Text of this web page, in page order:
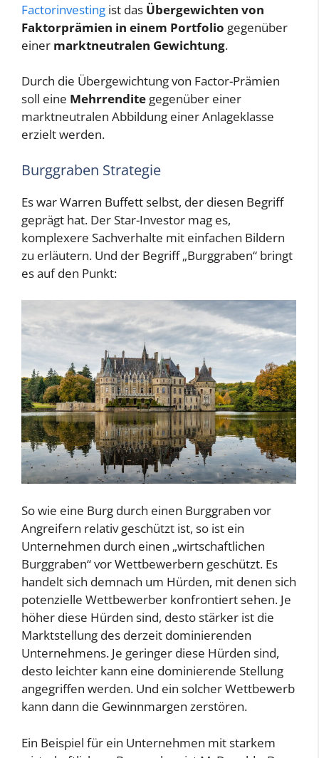
Factorinvesting ist das Übergewichten von
Faktorprämien in einem Portfolio gegenüber
einer marktneutralen Gewichtung.
Durch die Übergewichtung von Factor-Prämien
soll eine Mehrrendite gegenüber einer
marktneutralen Abbildung einer Anlageklasse
erzielt werden.
Burggraben Strategie
Es war Warren Buffett selbst, der diesen Begriff
geprägt hat. Der Star-Investor mag es,
komplexere Sachverhalte mit einfachen Bildern
zu erläutern. Und der Begriff „Burggraben“ bringt
es auf den Punkt:
So wie eine Burg durch einen Burggraben vor
Angreifern relativ geschützt ist, so ist ein
Unternehmen durch einen „wirtschaftlichen
Burggraben“ vor Wettbewerbern geschützt. Es
handelt sich demnach um Hürden, mit denen sich
potenzielle Wettbewerber konfrontiert sehen. Je
höher diese Hürden sind, desto stärker ist die
Marktstellung des derzeit dominierenden
Unternehmens. Je geringer diese Hürden sind,
desto leichter kann eine dominierende Stellung
angegriffen werden. Und ein solcher Wettbewerb
kann dann die Gewinnmargen zerstören.
Ein Beispiel für ein Unternehmen mit starkem